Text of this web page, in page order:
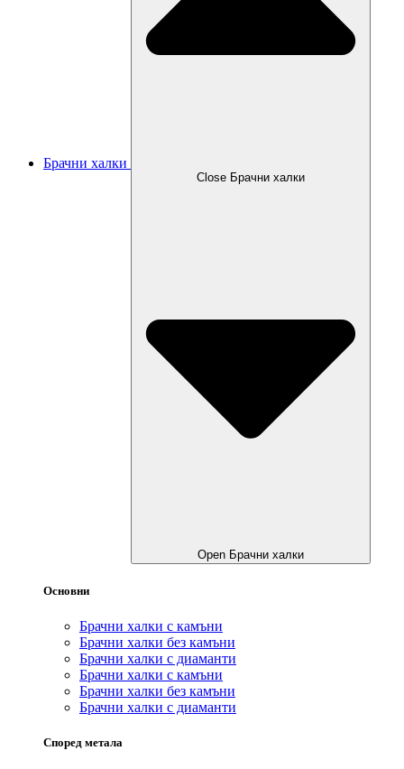
Брачни халки
Close Брачни халки
Open Брачни халки
Основни
Брачни халки с камъни
Брачни халки без камъни
Брачни халки с диаманти
Брачни халки с камъни
Брачни халки без камъни
Брачни халки с диаманти
Според метала